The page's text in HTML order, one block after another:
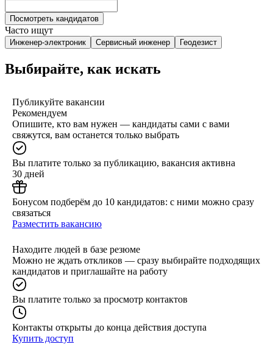
Посмотреть кандидатов
Часто ищут
Инженер-электроник Сервисный инженер Геодезист
Выбирайте, как искать
Публикуйте вакансии
Рекомендуем
Опишите, кто вам нужен — кандидаты сами с вами
свяжутся, вам останется только выбрать
Вы платите только за публикацию, вакансия активна
30 дней
Бонусом подберём до 10 кандидатов: с ними можно сразу
связаться
Разместить вакансию
Находите людей в базе резюме
Можно не ждать откликов — сразу выбирайте подходящих
кандидатов и приглашайте на работу
Вы платите только за просмотр контактов
Контакты открыты до конца действия доступа
Купить доступ